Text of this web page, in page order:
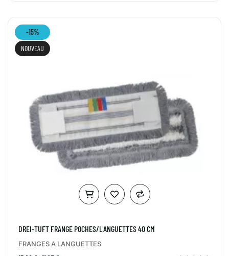
-15%
NOUVEAU
DREI-TUFT FRANGE POCHES/LANGUETTES 40 CM
FRANGES A LANGUETTES